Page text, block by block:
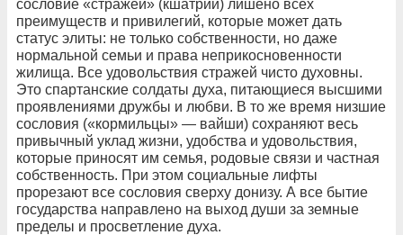
сословие «стражей» (кшатрии) лишено всех
преимуществ и привилегий, которые может дать
статус элиты: не только собственности, но даже
нормальной семьи и права неприкосновенности
жилища. Все удовольствия стражей чисто духовны.
Это спартанские солдаты духа, питающиеся высшими
проявлениями дружбы и любви. В то же время низшие
сословия («кормильцы» — вайши) сохраняют весь
привычный уклад жизни, удобства и удовольствия,
которые приносят им семья, родовые связи и частная
собственность. При этом социальные лифты
прорезают все сословия сверху донизу. А все бытие
государства направлено на выход души за земные
пределы и просветление духа.